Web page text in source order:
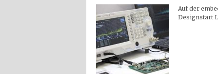
Auf der
Designstart